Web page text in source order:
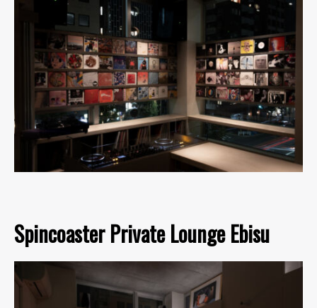
Spincoaster Private Lounge Ebisu